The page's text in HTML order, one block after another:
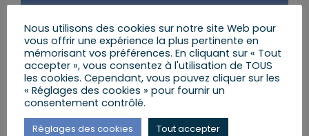
Partager cet article
Facebook
X LinkedInEmail
Articles similaires
Nous utilisons des cookies sur notre site Web pour
vous offrir une expérience la plus pertinente en
mémorisant vos préférences. En cliquant sur « Tout
accepter », vous consentez à l'utilisation de TOUS
les cookies. Cependant, vous pouvez cliquer sur les
« Réglages des cookies » pour fournir un
consentement contrôlé.
Réglages des cookies Tout accepter